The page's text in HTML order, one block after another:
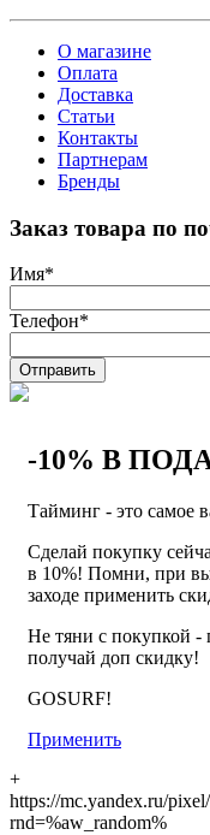
О магазине
Оплата
Доставка
Статьи
Контакты
Партнерам
Бренды
Заказ товара по
Имя*
Телефон*
Отправить
-10% В
Тайминг - это самое
Сделай покупку
в 10%! Помни, при
заходе применить
Не тяни с покупкой
получай доп скидку!
GOSURF!
Применить
+
https://mc.yandex.ru/
rnd=%aw_random%